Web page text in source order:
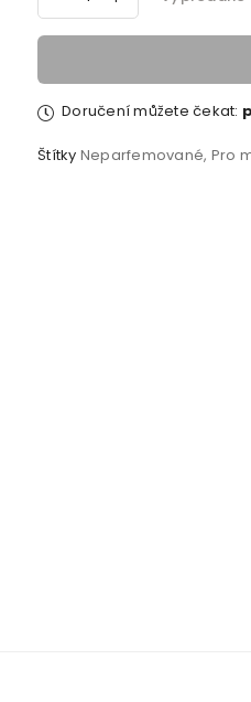
Doručení můžete čekat:
Štítky Neparfemované, Pro